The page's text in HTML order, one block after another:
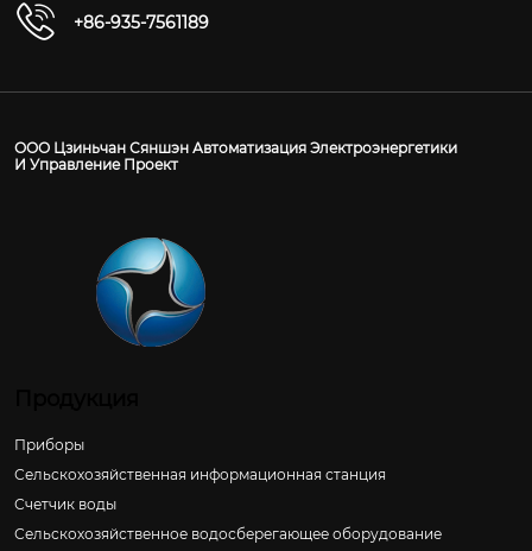
+86-935-7561189
ООО Цзиньчан Сяншэн Автоматизация Электроэнергетики
И Управление Проект
Приборы
Сельскохозяйственная информационная станция
Счетчик воды
Сельскохозяйственное водосберегающее оборудование